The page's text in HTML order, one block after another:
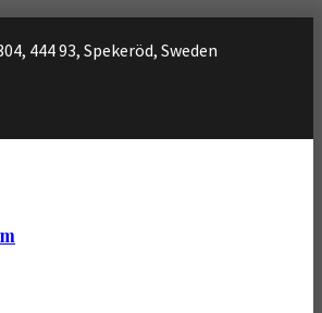
444 93, Spekeröd, Sweden
Svenska